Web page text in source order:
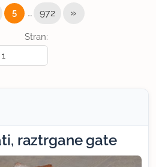
Stran:
5 … 972 »
raztrgane gate